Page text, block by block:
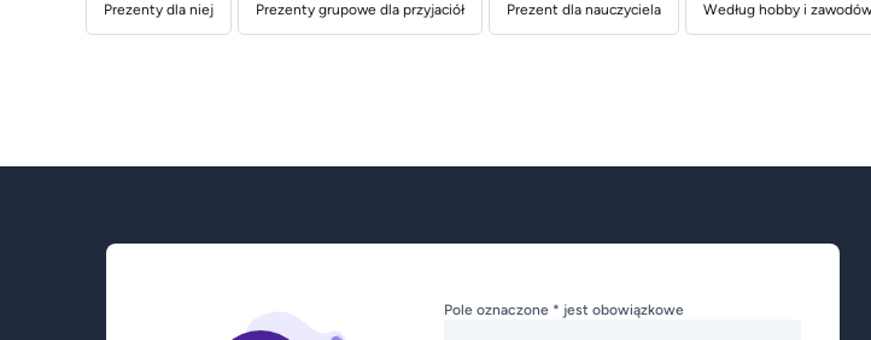
Prezenty dla niej Prezenty grupowe dla przyjaciół Prezent dla nauczyciela Według hobby i zawodów
Pole oznaczone * jest obowiązkowe